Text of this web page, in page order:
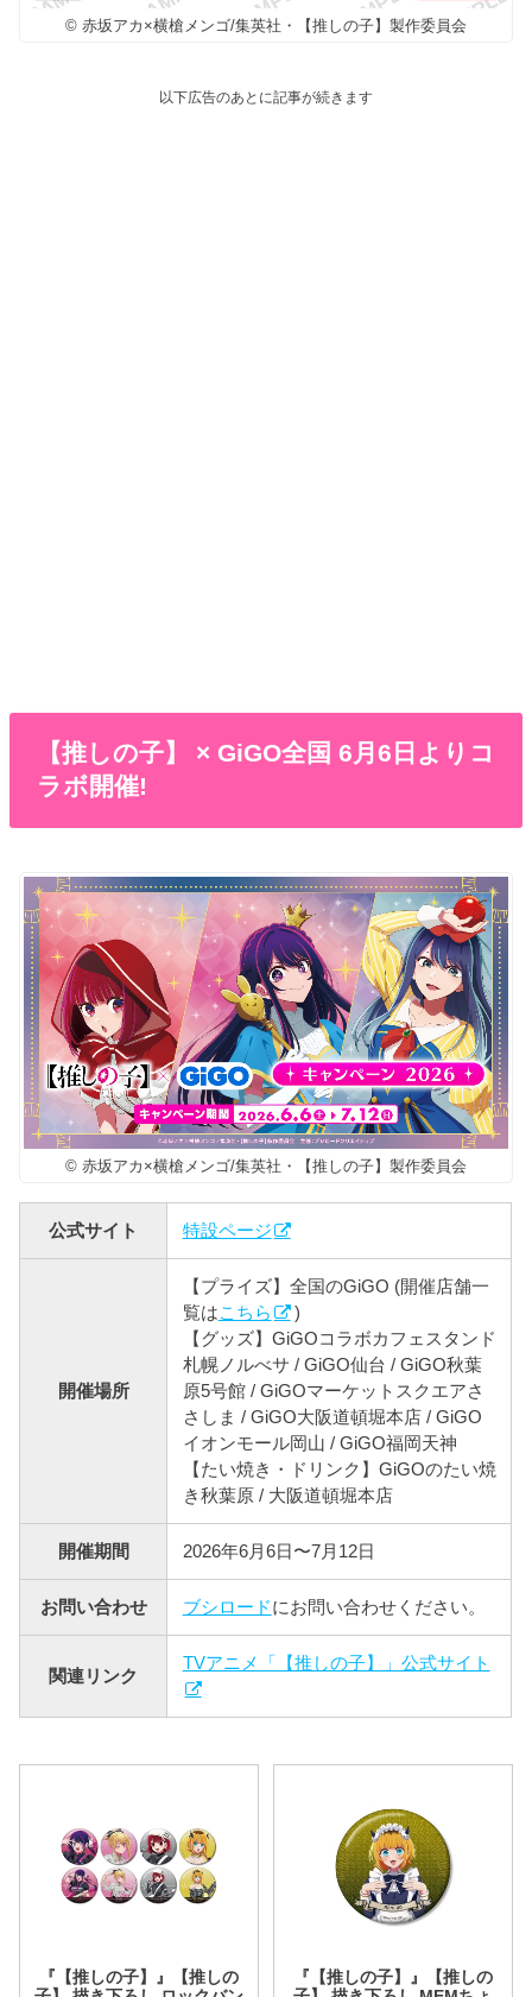
© 赤坂アカ×横槍メンゴ/集英社・【推しの子】製作委員会
以下広告のあとに記事が続きます
【推しの子】 × GiGO全国 6月6日よりコ
ラボ開催!
© 赤坂アカ×横槍メンゴ/集英社・【推しの子】製作委員会
公式サイト 特設ページ
開催場所
【プライズ】全国のGiGO (開催店舗一
覧はこちら
)
【グッズ】GiGOコラボカフェスタンド
札幌ノルべサ / GiGO仙台 / GiGO秋葉
原5号館 / GiGOマーケットスクエアさ
さしま / GiGO大阪道頓堀本店 / GiGO
イオンモール岡山 / GiGO福岡天神
【たい焼き・ドリンク】GiGOのたい焼
き秋葉原 / 大阪道頓堀本店
開催期間 2026年6月6日〜7月12日
お問い合わせ ブシロードにお問い合わせください。
関連リンク
TVアニメ「【推しの子】」公式サイト
『【推しの子】』【推しの
『【推しの子】』【推しの